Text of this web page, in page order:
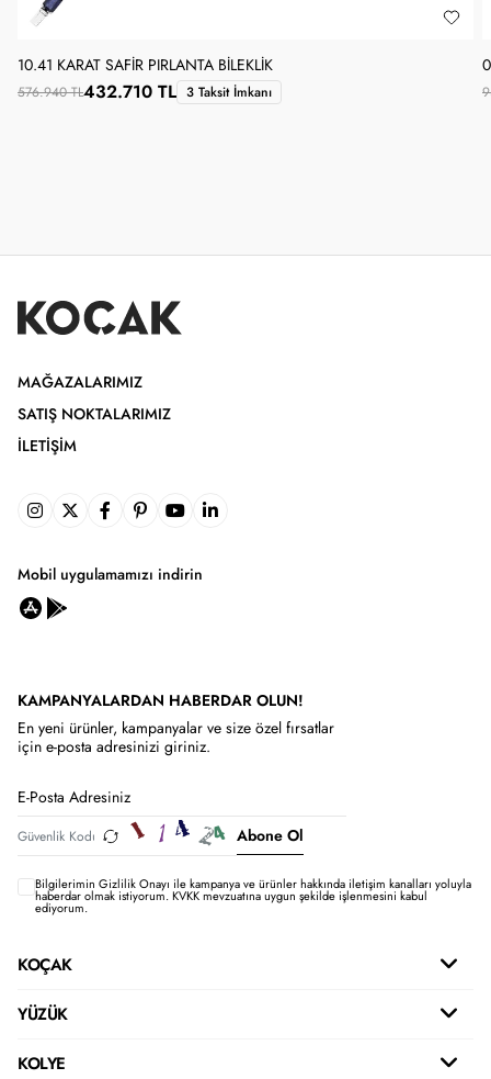
10.41 KARAT SAFIR PIRLANTA BILEKLIK
576.940 TL432.710 TL 3 Taksit İmkanı
MAĞAZALARIMIZ
SATIŞ NOKTALARIMIZ
İLETIŞIM
Mobil uygulamamızı indirin
KAMPANYALARDAN HABERDAR OLUN!
En yeni ürünler, kampanyalar ve size özel fırsatlar
için e-posta adresinizi giriniz.
Abone Ol
Bilgilerimin Gizlilik Onayı ile kampanya ve ürünler hakkında iletişim kanalları yoluyla
haberdar olmak istiyorum.KVKK mevzuatına uygun şekilde işlenmesini kabul
ediyorum.
KOÇAK
YÜZÜK
KOLYE